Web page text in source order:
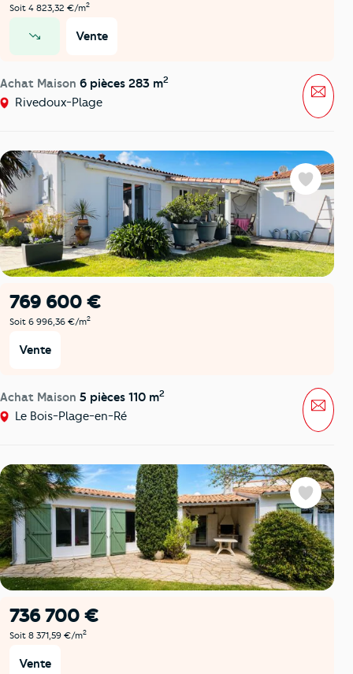
Soit 4 823,32 €/m2
Vente
Achat Maison 6 pièces 283 m2
Rivedoux-Plage
769 600 €
Soit 6 996,36 €/m2
Vente
Achat Maison 5 pièces 110 m2
Le Bois-Plage-en-Ré
Favoris
736 700 €
Soit 8 371,59 €/m2
Vente
Favoris